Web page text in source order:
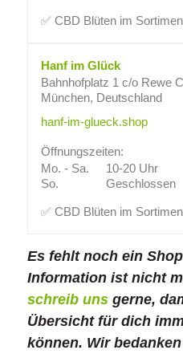
✅ CBD Blüten im
Hanf im Glück
Bahnhofplatz 1 c/o Rewe
München, Deutschland
hanf-im-glueck.shop
Öffnungszeiten:
Mo. - Sa.
10-20 Uhr
So.
Geschlossen
✅ CBD Blüten im
Es fehlt noch ein
Information ist nicht
schreib unsgerne,
Übersicht für dich
können. Wir